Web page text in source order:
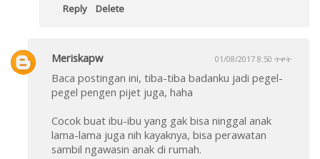
Reply Delete
Meriskapw 01/08/2017 8:50 ጥዋት
Baca postingan ini, tiba-tiba badanku jadi pegel-
pegel pengen pijet juga, haha
Cocok buat ibu-ibu yang gak bisa ninggal anak
lama-lama juga nih kayaknya, bisa perawatan
sambil ngawasin anak di rumah.